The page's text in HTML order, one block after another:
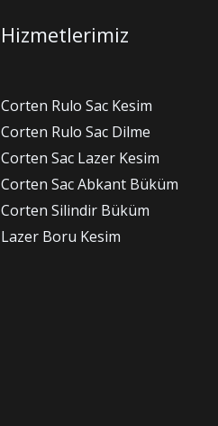
Hizmetlerimiz
Corten Rulo Sac Kesim
Corten Rulo Sac Dilme
Corten Sac Lazer Kesim
Corten Sac Abkant Büküm
Corten Silindir Büküm
Lazer Boru Kesim